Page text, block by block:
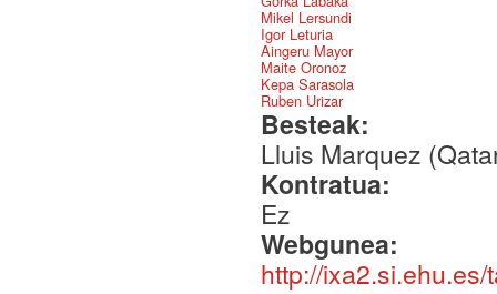
Mikel Lersundi
Igor Leturia
Aingeru Mayor
Maite Oronoz
Kepa Sarasola
Ruben Urizar
Besteak:
Lluis Marquez
Kontratua:
Ez
Webgunea:
http://ixa2.si.ehu.es/